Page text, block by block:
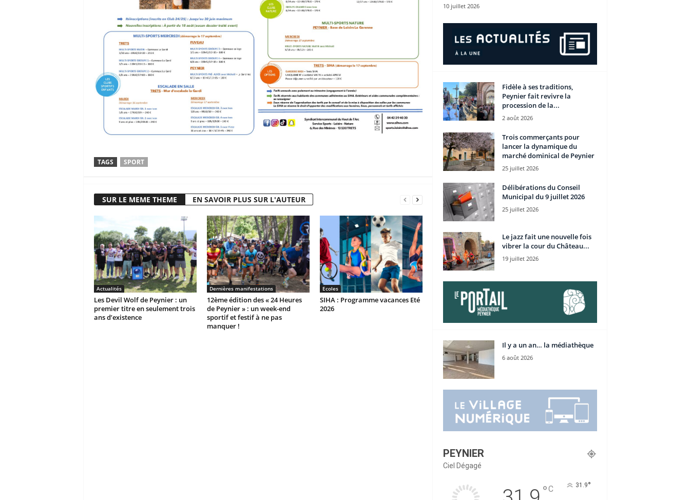
TAGS SPORT
SUR LE MEME THEME EN SAVOIR PLUS SUR L'AUTEUR
Actualités
Les Devil Wolf de Peynier : un
premier titre en seulement trois
ans d’existence
Dernières manifestations
12ème édition des « 24 Heures
de Peynier » : un week-end
sportif et festif à ne pas
manquer !
Ecoles
SIHA : Programme vacances Eté
2026
10 juillet 2026
Fidèle à ses traditions,
Peynier fait revivre la
procession de la...
2 août 2026
Trois commerçants pour
lancer la dynamique du
marché dominical de Peynier
25 juillet 2026
Délibérations du Conseil
Municipal du 9 juillet 2026
25 juillet 2026
Le jazz fait une nouvelle fois
vibrer la cour du Château...
19 juillet 2026
Il y a un an… la médiathèque
6 août 2026
PEYNIER
Ciel Dégagé
°C 31.9°